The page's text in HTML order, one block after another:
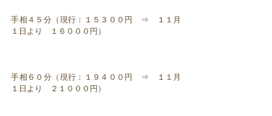
手相４５分（現行：１５３００円 ⇒ １１月
１日より １６０００円）
手相６０分（現行：１９４００円 ⇒ １１月
１日より ２１０００円）